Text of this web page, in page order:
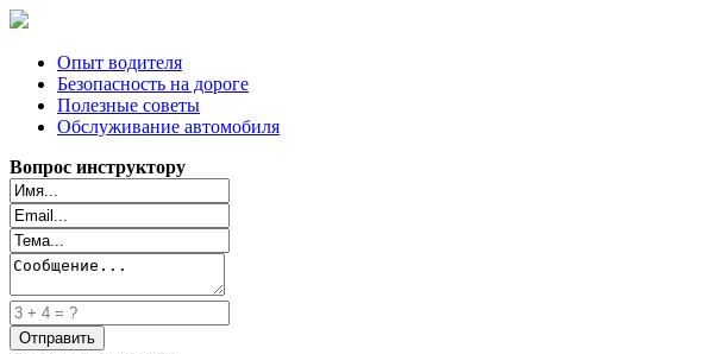
Опыт водителя
Безопасность на дороге
Полезные советы
Обслуживание автомобиля
Вопрос инструктору